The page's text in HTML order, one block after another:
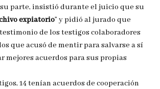
su parte, insistió durante el juicio que su
expiatorio” y pidió al jurado que
de los testigos colaboradores
que acusó de mentir para salvarse a sí
mejores acuerdos para sus propias
14 tenían acuerdos de cooperación